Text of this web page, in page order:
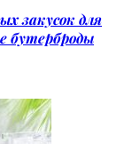
закусок для
бутерброды